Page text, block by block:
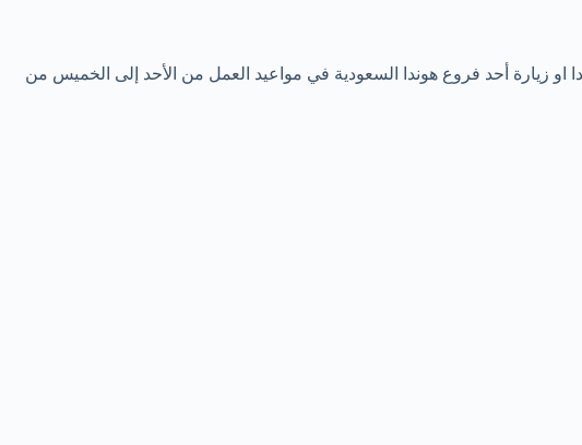
او زيارة أحد فروع هوندا السعودية في مواعيد العمل من الأحد إلى الخميس من